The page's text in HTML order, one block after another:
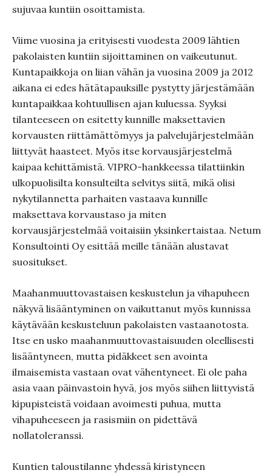
sujuvaa kuntiin osoittamista.
Viime vuosina ja erityisesti vuodesta 2009 lähtien
pakolaisten kuntiin sijoittaminen on vaikeutunut.
Kuntapaikkoja on liian vähän ja vuosina 2009 ja 2012
aikana ei edes hätätapauksille pystytty järjestämään
kuntapaikkaa kohtuullisen ajan kuluessa. Syyksi
tilanteeseen on esitetty kunnille maksettavien
korvausten riittämättömyys ja palvelujärjestelmään
liittyvät haasteet. Myös itse korvausjärjestelmä
kaipaa kehittämistä. VIPRO-hankkeessa tilattiinkin
ulkopuolisilta konsulteilta selvitys siitä, mikä olisi
nykytilannetta parhaiten vastaava kunnille
maksettava korvaustaso ja miten
korvausjärjestelmää voitaisiin yksinkertaistaa. Netum
Konsultointi Oy esittää meille tänään alustavat
suositukset.
Maahanmuuttovastaisen keskustelun ja vihapuheen
näkyvä lisääntyminen on vaikuttanut myös kunnissa
käytävään keskusteluun pakolaisten vastaanotosta.
Itse en usko maahanmuuttovastaisuuden oleellisesti
lisääntyneen, mutta pidäkkeet sen avointa
ilmaisemista vastaan ovat vähentyneet. Ei ole paha
asia vaan päinvastoin hyvä, jos myös siihen liittyvistä
kipupisteistä voidaan avoimesti puhua, mutta
vihapuheeseen ja rasismiin on pidettävä
nollatoleranssi.
Kuntien taloustilanne yhdessä kiristyneen